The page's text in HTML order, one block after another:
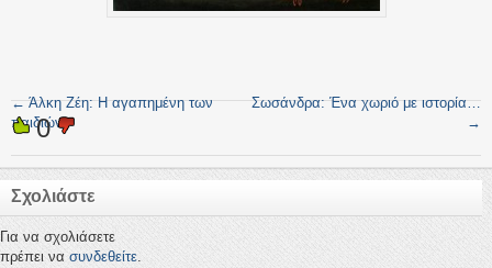
←Άλκη Ζέη: Η αγαπημένη των
παιδιών
Σωσάνδρα: Ένα χωριό με ιστορία…
→
0
Σχολιάστε
Για να σχολιάσετε
πρέπει να συνδεθείτε